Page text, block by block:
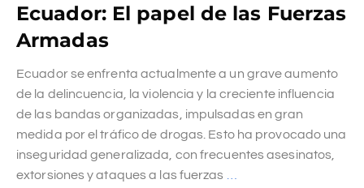
Ecuador: El papel de las Fuerzas
Armadas
Ecuador se enfrenta actualmente a un grave aumento
de la delincuencia, la violencia y la creciente influencia
de las bandas organizadas, impulsadas en gran
medida por el tráfico de drogas. Esto ha provocado una
inseguridad generalizada, con frecuentes asesinatos,
extorsiones y ataques a las fuerzas